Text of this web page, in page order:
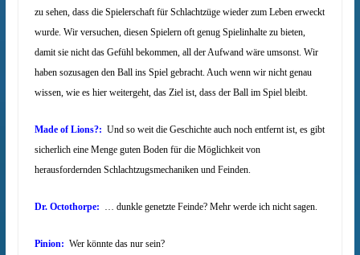
zu sehen, dass die Spielerschaft für Schlachtzüge wieder zum Leben erweckt
wurde. Wir versuchen, diesen Spielern oft genug Spielinhalte zu bieten,
damit sie nicht das Gefühl bekommen, all der Aufwand wäre umsonst. Wir
haben sozusagen den Ball ins Spiel gebracht. Auch wenn wir nicht genau
wissen, wie es hier weitergeht, das Ziel ist, dass der Ball im Spiel bleibt.
Made of Lions?: Und so weit die Geschichte auch noch entfernt ist, es gibt
sicherlich eine Menge guten Boden für die Möglichkeit von
herausfordernden Schlachtzugsmechaniken und Feinden.
Dr. Octothorpe: … dunkle genetzte Feinde? Mehr werde ich nicht sagen.
Pinion: Wer könnte das nur sein?